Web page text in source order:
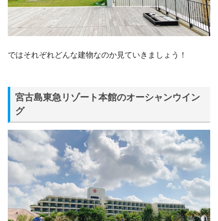
ではそれぞれどんな建物なのか見ていきましょう！
宮古島東急リゾート本館のオーシャンウイン
グ